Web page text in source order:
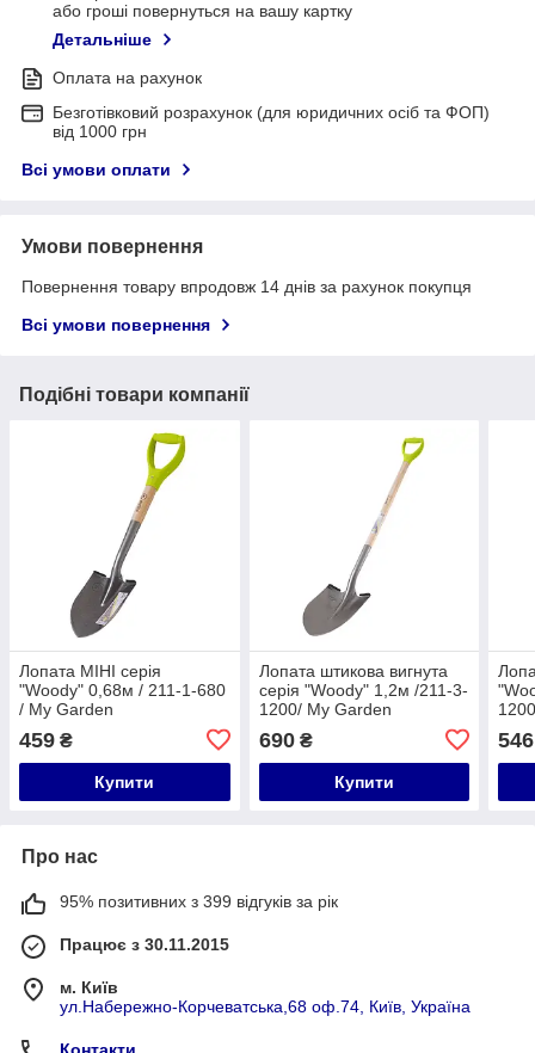
або гроші повернуться на вашу картку
Детальніше
Оплата на рахунок
Безготівковий розрахунок (для юридичних осіб та ФОП)
від 1000 грн
Всі умови оплати
Умови повернення
Повернення товару впродовж 14 днів за рахунок покупця
Всі умови повернення
Подібні товари компанії
Лопата МІНІ серія
"Woody" 0,68м / 211-1-680
/ My Garden
459 ₴
Купити
Лопата штикова вигнута
серія "Woody" 1,2м /211-3-
1200/ My Garden
690₴
Купити
546
Про нас
95% позитивних з 399 відгуків за рік
Працює з 30.11.2015
м. Київ
ул.Набережно-Корчеватська,68 оф.74, Київ, Україна